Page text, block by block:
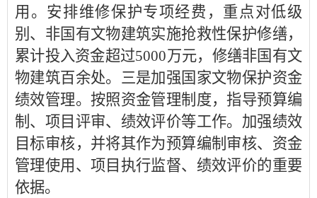
用。安排维修保护专项经费，重点对低级
别、非国有文物建筑实施抢救性保护修缮，
累计投入资金超过5000万元，修缮非国有文
物建筑百余处。三是加强国家文物保护资金
绩效管理。按照资金管理制度，指导预算编
制、项目评审、绩效评价等工作。加强绩效
目标审核，并将其作为预算编制审核、资金
管理使用、项目执行监督、绩效评价的重要
依据。